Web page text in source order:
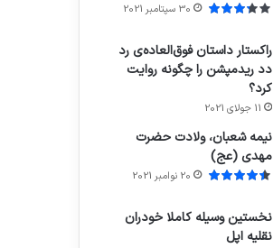
30 سپتامبر 2021
راکستار داستان فوق‌العاده‌ی رد
دد ریدمپشن را چگونه روایت
کرد؟
11 جولای 2021
نیمه شعبان، ولادت حضرت
مهدی (عج)
20 نوامبر 2021
نخستین وسیله کاملا خودران
نقلیه اپل